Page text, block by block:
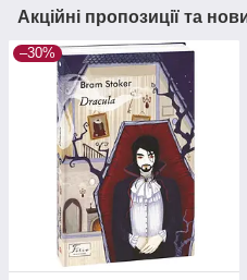
Акційні пропозиції та
–30%